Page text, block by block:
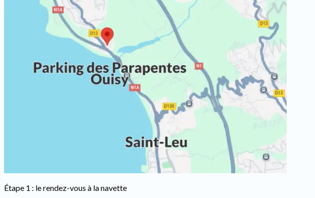
Étape 1 : le rendez-vous à la navette